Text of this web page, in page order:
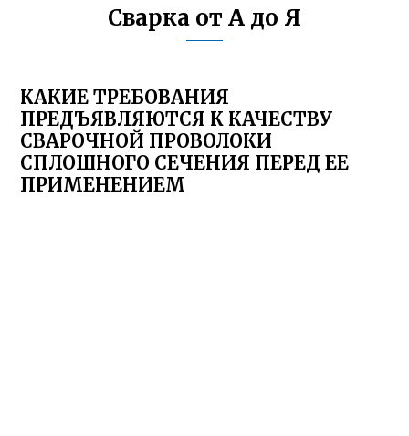
Сварка от А до Я
КАКИЕ ТРЕБОВАНИЯ
ПРЕДЪЯВЛЯЮТСЯ К КАЧЕСТВУ
СВАРОЧНОЙ ПРОВОЛОКИ
СПЛОШНОГО СЕЧЕНИЯ ПЕРЕД ЕЕ
ПРИМЕНЕНИЕМ